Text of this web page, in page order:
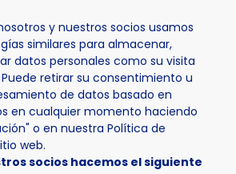
y nuestros socios usamos
similares para almacenar,
datos personales como su visita
retirar su consentimiento u
de datos basado en
en cualquier momento haciendo
o en nuestra Política de
web.
socios hacemos el siguiente
Noticias Noticia - Unidades